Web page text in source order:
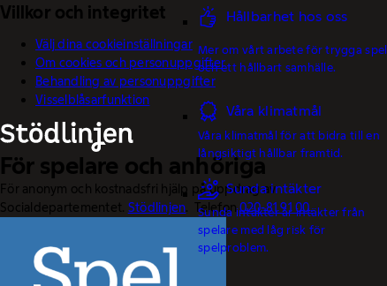
Hållbarhet hos oss
Mer om vårt arbete för trygga spel
och ett hållbart samhälle.
Våra klimatmål
Våra klimatmål för att bidra till en
långsiktigt hållbar framtid.
Sunda intäkter
Sunda intäkter är intäkter från
spelare med låg risk för
spelproblem.
Villkor och integritet
Välj dina cookieinställningar
Om cookies och personuppgifter
Behandling av personuppgifter
Visselblåsarfunktion
För spelare och anhöriga
För anonym och kostnadsfri hjälp på uppdrag av
Socialdepartementet. Stödlinjen . Telefon020-81 91 00.